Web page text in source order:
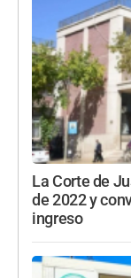
La Corte de
de 2022 y
ingreso